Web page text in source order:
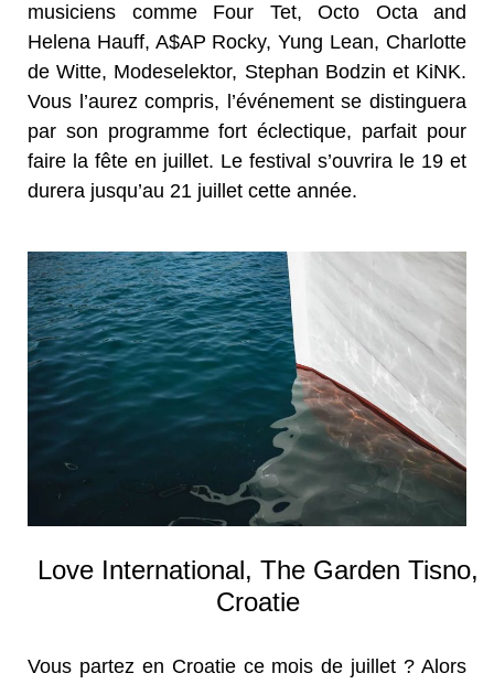
musiciens comme Four Tet, Octo Octa and
Helena Hauff, A$AP Rocky, Yung Lean, Charlotte
de Witte, Modeselektor, Stephan Bodzin et KiNK.
Vous l’aurez compris, l’événement se distinguera
par son programme fort éclectique, parfait pour
faire la fête en juillet. Le festival s’ouvrira le 19 et
durera jusqu’au 21 juillet cette année.
Love International, The Garden Tisno,
Croatie
Vous partez en Croatie ce mois de juillet ? Alors